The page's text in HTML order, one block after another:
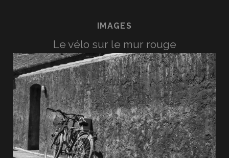
IMAGES
Le vélo sur le mur rouge